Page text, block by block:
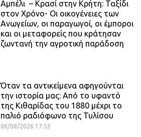
Αμπέλι – Κρασί στην Κρήτη: Ταξίδι
στον Χρόνο- Οι οικογένειες των
Ανωγείων, οι παραγωγοί, οι έμποροι
και οι μεταφορείς που κράτησαν
ζωντανή την αγροτική παράδοση
Όταν τα αντικείμενα αφηγούνται
την ιστορία μας: Από το υφαντό
της Κιθαρίδας του 1880 μέχρι το
παλιό ραδιόφωνο της Τυλίσου
06/08/2026 17:53